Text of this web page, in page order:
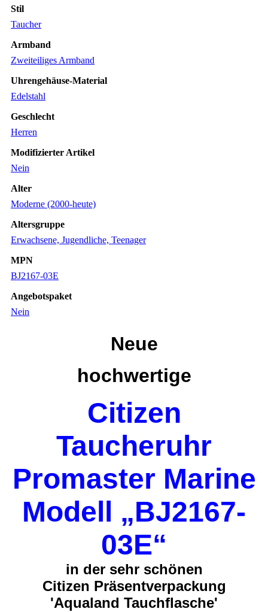
Stil
Taucher
Armband
Zweiteiliges Armband
Uhrengehäuse-Material
Edelstahl
Geschlecht
Herren
Modifizierter Artikel
Nein
Alter
Moderne (2000-heute)
Altersgruppe
Erwachsene, Jugendliche, Teenager
MPN
BJ2167-03E
Angebotspaket
Nein
Neue
hochwertige
Citizen
Taucheruhr
Promaster Marine
Modell „BJ2167-
03E“
in der sehr schönen
Citizen Präsentverpackung
'Aqualand Tauchflasche'